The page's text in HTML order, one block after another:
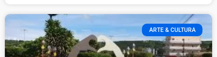
ARTE & CULTURA